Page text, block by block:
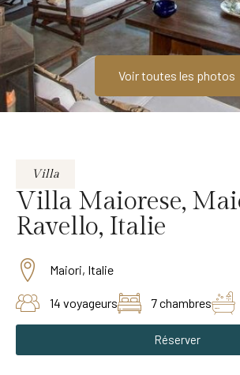
Voir toutes les photos
Villa
Villa Maiorese,
Ravello, Italie
Maiori, Italie
14 voyageurs 7 chambres
Réserver